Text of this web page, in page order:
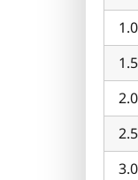
1.0
1.5
2.0
2.5
3.0